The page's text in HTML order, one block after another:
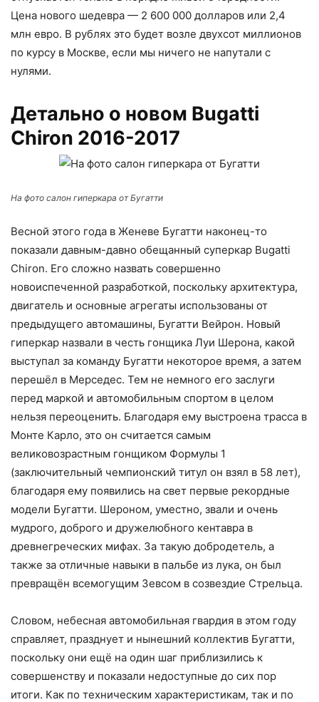
Цена нового шедевра — 2 600 000 долларов или 2,4
млн евро. В рублях это будет возле двухсот миллионов
по курсу в Москве, если мы ничего не напутали с
нулями.
Детально о новом Bugatti
Chiron 2016-2017
На фото салон гиперкара от Бугатти
Весной этого года в Женеве Бугатти наконец-то
показали давным-давно обещанный суперкар Bugatti
Chiron. Его сложно назвать совершенно
новоиспеченной разработкой, поскольку архитектура,
двигатель и основные агрегаты использованы от
предыдущего автомашины, Бугатти Вейрон. Новый
гиперкар назвали в честь гонщика Луи Шерона, какой
выступал за команду Бугатти некоторое время, а затем
перешёл в Мерседес. Тем не немного его заслуги
перед маркой и автомобильным спортом в целом
нельзя переоценить. Благодаря ему выстроена трасса в
Монте Карло, это он считается самым
великовозрастным гонщиком Формулы 1
(заключительный чемпионский титул он взял в 58 лет),
благодаря ему появились на свет первые рекордные
модели Бугатти. Шероном, уместно, звали и очень
мудрого, доброго и дружелюбного кентавра в
древнегреческих мифах. За такую добродетель, а
также за отличные навыки в пальбе из лука, он был
превращён всемогущим Зевсом в созвездие Стрельца.
Словом, небесная автомобильная гвардия в этом году
справляет, празднует и нынешний коллектив Бугатти,
поскольку они ещё на один шаг приблизились к
совершенству и показали недоступные до сих пор
итоги. Как по техническим характеристикам, так и по